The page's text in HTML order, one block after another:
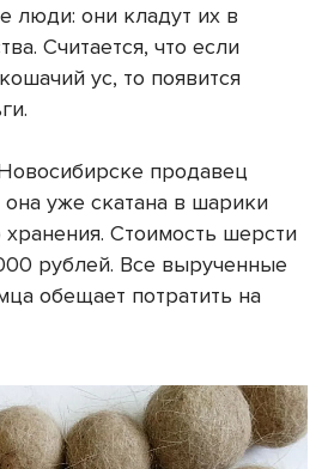
люди: они кладут их в
Считается, что если
ус, то появится
продавец
уже скатана в шарики
Стоимость шерсти
рублей. Все вырученные
обещает потратить на